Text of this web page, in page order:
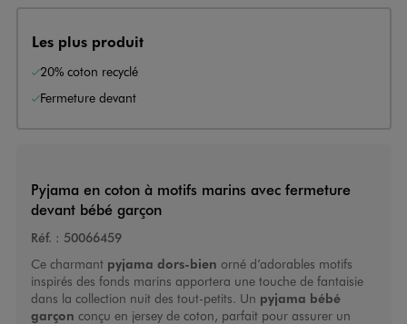
Les plus produit
20% coton recyclé
Fermeture devant
Pyjama en coton à motifs marins avec fermeture
devant bébé garçon
Réf. : 50066459
Ce charmant pyjama dors-bien orné d’adorables motifs
inspirés des fonds marins apportera une touche de fantaisie
dans la collection nuit des tout-petits. Un pyjama bébé
garçon conçu en jersey de coton, parfait pour assurer un